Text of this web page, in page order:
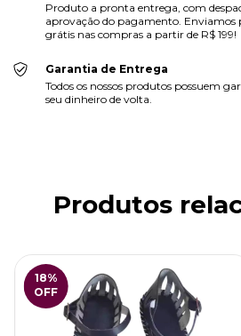
Produto a pronta entrega, com
aprovação do pagamento. Enviamos
grátis nas compras a partir de R$ 199!
Garantia de Entrega
Todos os nossos produtos possuem
seu dinheiro de volta.
Produtos
18%
OFF